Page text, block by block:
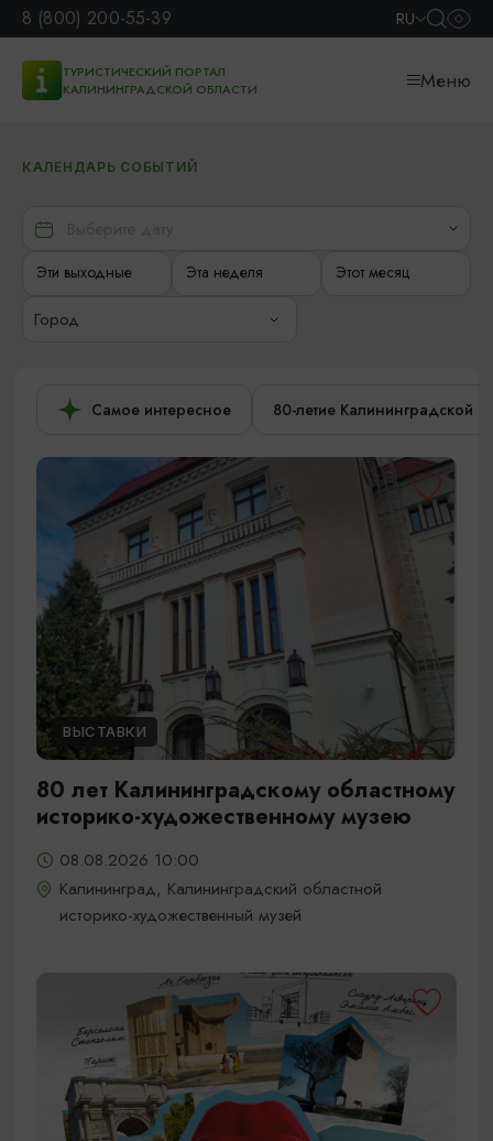
8 (800) 200-55-39 RU
ТУРИСТИЧЕСКИЙ ПОРТАЛ
КАЛИНИНГРАДСКОЙ ОБЛАСТИ
Меню
КАЛЕНДАРЬ СОБЫТИЙ
Эти выходные Эта неделя Этот месяц
Город
Самое интересное 80-летие Калининградской
ВЫСТАВКИ
80 лет Калининградскому областному
историко-художественному музею
08.08.2026 10:00
Калининград, Калининградский областной
историко-художественный музей